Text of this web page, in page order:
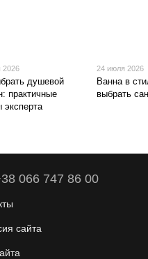
2026
душевой
практичные
эксперта
24 июля 2026
Ванна в
выбрать
066 747 86 00
сайта